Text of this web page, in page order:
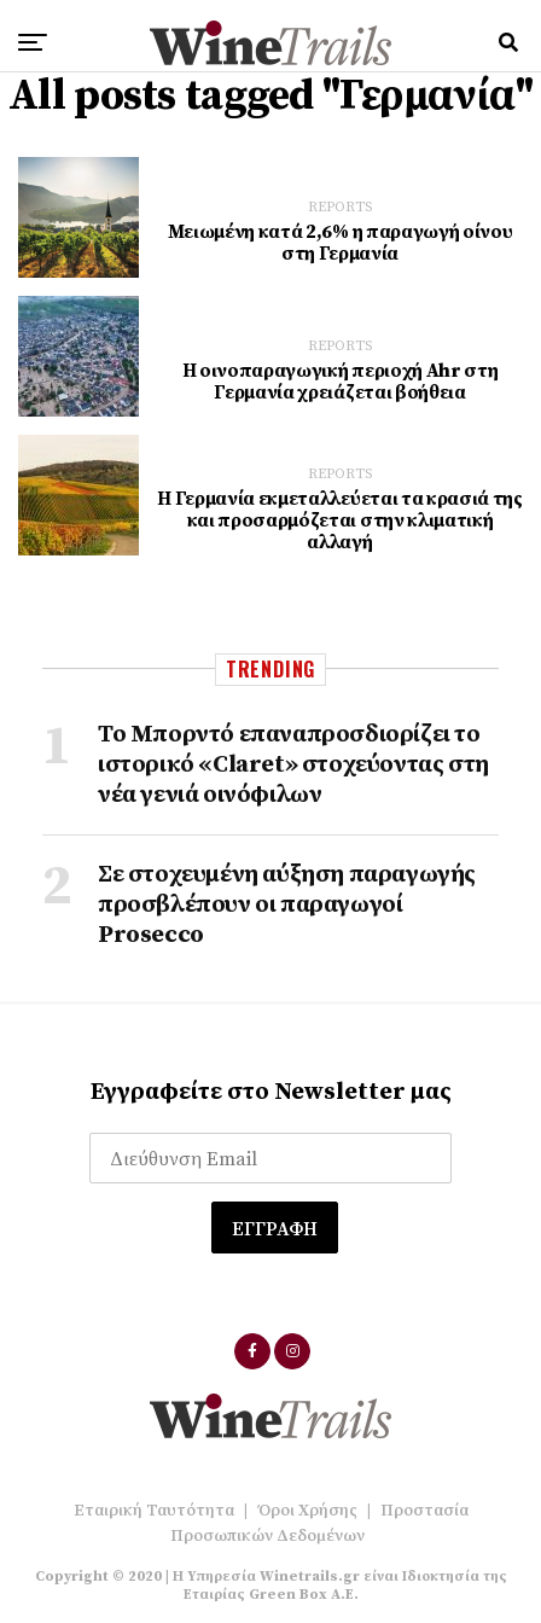
All posts tagged "Γερμανία"
REPORTS
Μειωμένη κατά 2,6% η παραγωγή οίνου
στη Γερμανία
REPORTS
Η οινοπαραγωγική περιοχή Ahr στη
Γερμανία χρειάζεται βοήθεια
REPORTS
Η Γερμανία εκμεταλλεύεται τα κρασιά της
και προσαρμόζεται στην κλιματική
αλλαγή
TRENDING
Το Μπορντό επαναπροσδιορίζει το
ιστορικό «Claret» στοχεύοντας στη
νέα γενιά οινόφιλων
Σε στοχευμένη αύξηση παραγωγής
προσβλέπουν οι παραγωγοί
Prosecco
Εγγραφείτε στο Newsletter μας
Εταιρική Ταυτότητα | Όροι Χρήσης | Προστασία
Προσωπικών Δεδομένων
Copyright © 2020 | Η Υπηρεσία Winetrails.gr είναι Ιδιοκτησία της
Εταιρίας Green Box A.E.